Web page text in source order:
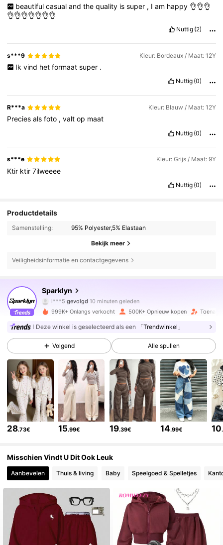
beautiful casual and the quality is super , I am happy 👌👌👌
👌👌👌👌👌👌👌
Nuttig (2)
s***9 Kleur: Bordeaux / Maat: 12Y
Ik vind het formaat super .
Nuttig (0)
R***a Kleur: Blauw / Maat: 12Y
Preciesalsfoto ,valtop maat
Nuttig (0)
s***e Kleur: Grijs / Maat: 9Y
Ktir ktir7ilweeee
Nuttig (0)
Productdetails
Samenstelling: 95% Polyester,5% Elastaan
Bekijk meer
Veiligheidsinformatie en contactgegevens
Sparklyn
l***5 gevolgd 10 minuten geleden
134K Volgers
4.80 134K Volgers
4.80 134K Volgers
4.80 134K Volgers
999K+ Onlangs verkocht 500K+ Opnieuw kopen
Deze winkel is geselecteerd als een 「Trendwinkel」
Volgend Alle spullen
28.73€ 15.99€ 19.39€ 14.99€ 10
Misschien Vindt U Dit Ook Leuk
Aanbevelen Thuis & living Baby Speelgoed & Spelletjes